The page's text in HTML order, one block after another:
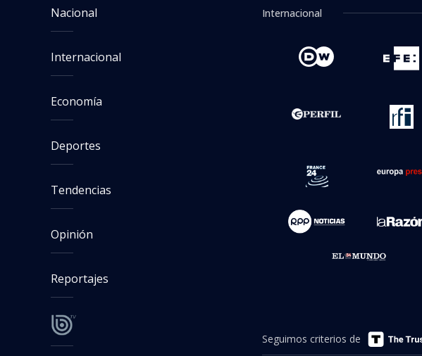
Nacional
Internacional
Economía
Deportes
Tendencias
Opinión
Reportajes
Internacional
Seguimos criterios de